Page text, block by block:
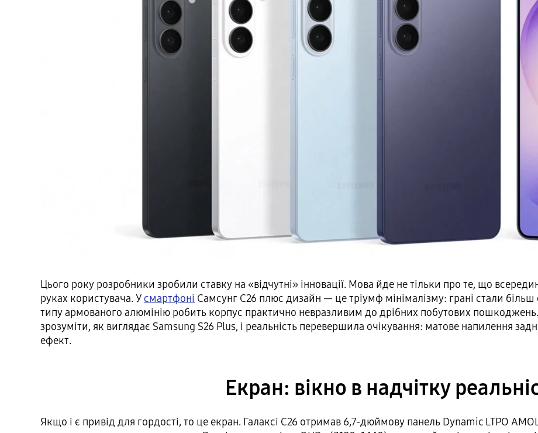
Цього року розробники зробили ставку на «відчутні» інновації. Мова йде не тільки про те, що
руках користувача. У смартфоні Самсунг С26 плюс дизайн — це тріумф мінімалізму: грані стали
типу армованого алюмінію робить корпус практично невразливим до дрібних побутових
зрозуміти, як виглядає Samsung S26 Plus, і реальність перевершила очікування: матове напилення
ефект.
Екран: вікно в надчітку
Якщо і є привід для гордості, то це екран. Галаксі С26 отримав 6,7-дюймову панель Dynamic LTPO